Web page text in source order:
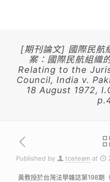
[期刊論文] 國際民航
案：國際民航組織
Relating to the
Council, India v.
18 August 1972,
Published by tceteam at
黃教授於台灣法學雜誌第198期